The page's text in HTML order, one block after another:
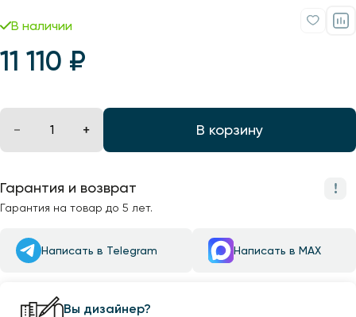
В наличии
11 110 ₽
В корзину
Гарантия и возврат
Гарантия на товар до 5 лет.
Написать в Telegram Написать в MAX
Вы дизайнер?